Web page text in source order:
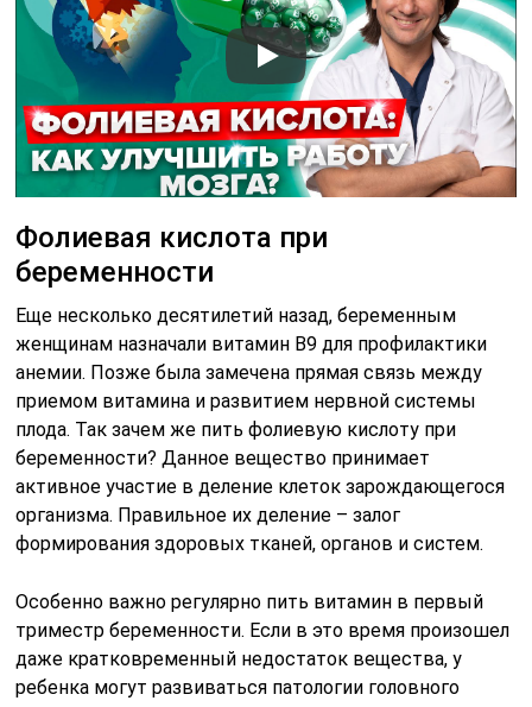
Фолиевая кислота при
беременности
Еще несколько десятилетий назад, беременным
женщинам назначали витамин B9 для профилактики
анемии. Позже была замечена прямая связь между
приемом витамина и развитием нервной системы
плода. Так зачем же пить фолиевую кислоту при
беременности? Данное вещество принимает
активное участие в деление клеток зарождающегося
организма. Правильное их деление – залог
формирования здоровых тканей, органов и систем.
Особенно важно регулярно пить витамин в первый
триместр беременности. Если в это время произошел
даже кратковременный недостаток вещества, у
ребенка могут развиваться патологии головного